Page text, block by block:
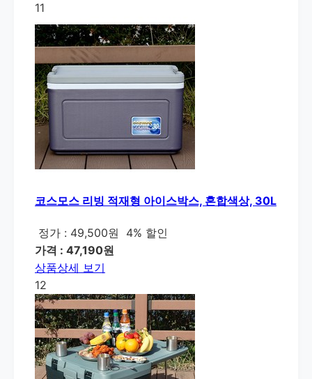
11
코스모스 리빙 적재형 아이스박스, 혼합색상, 30L
정가 : 49,500원
4% 할인
가격 : 47,190원
상품상세 보기
12